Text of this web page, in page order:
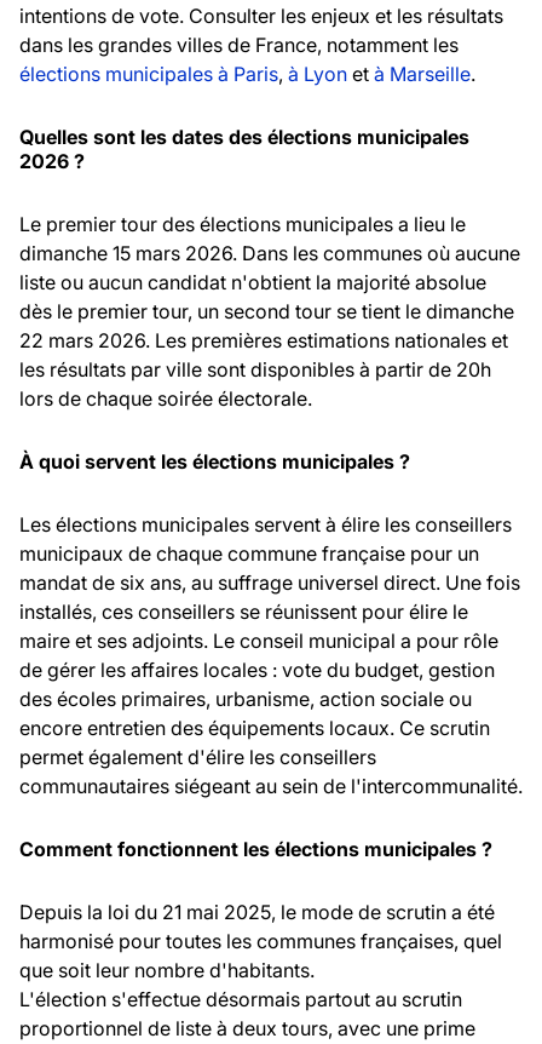
intentions de vote. Consulter les enjeux et les résultats
dans les grandes villes de France, notamment les
élections municipales à Paris, à Lyon et à Marseille.
Quelles sont les dates des élections municipales
2026 ?
Le premier tour des élections municipales a lieu le
dimanche 15 mars 2026. Dans les communes où aucune
liste ou aucun candidat n'obtient la majorité absolue
dès le premier tour, un second tour se tient le dimanche
22 mars 2026. Les premières estimations nationales et
les résultats par ville sont disponibles à partir de 20h
lors de chaque soirée électorale.
À quoi servent les élections municipales ?
Les élections municipales servent à élire les conseillers
municipaux de chaque commune française pour un
mandat de six ans, au suffrage universel direct. Une fois
installés, ces conseillers se réunissent pour élire le
maire et ses adjoints. Le conseil municipal a pour rôle
de gérer les affaires locales : vote du budget, gestion
des écoles primaires, urbanisme, action sociale ou
encore entretien des équipements locaux. Ce scrutin
permet également d'élire les conseillers
communautaires siégeant au sein de l'intercommunalité.
Comment fonctionnent les élections municipales ?
Depuis la loi du 21 mai 2025, le mode de scrutin a été
harmonisé pour toutes les communes françaises, quel
que soit leur nombre d'habitants.
L'élection s'effectue désormais partout au scrutin
proportionnel de liste à deux tours, avec une prime